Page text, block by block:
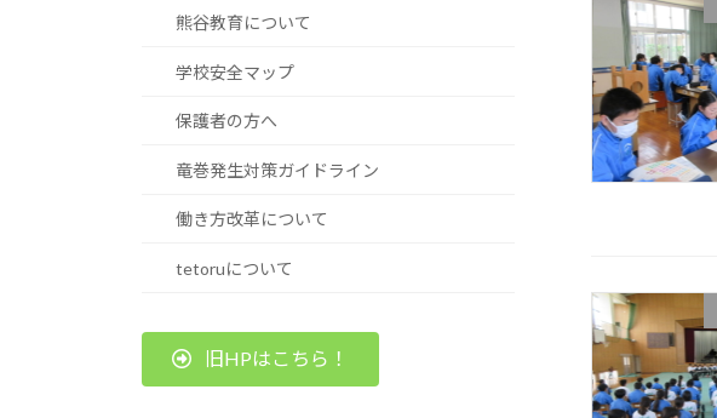
熊谷教育について
学校安全マップ
保護者の方へ
竜巻発生対策ガイドライン
働き方改革について
tetoruについて
旧HPはこちら！